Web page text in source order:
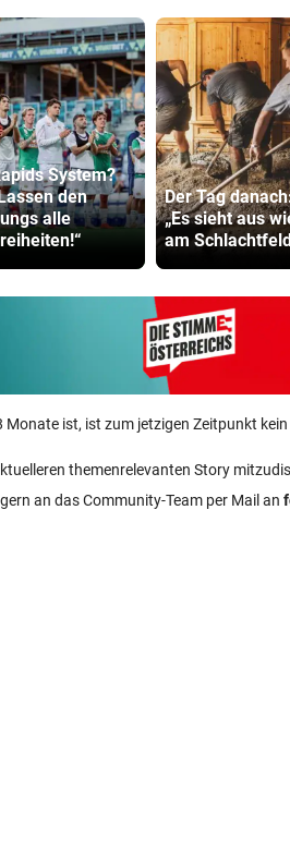
System?
den
alle
Der Tag
„Es sieht aus
am
Monate ist, ist zum jetzigen Zeitpunkt
themenrelevanten Story
an das Community-Team per Mail an